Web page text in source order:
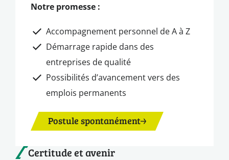
Notre promesse :
Accompagnement personnel de A à Z
Démarrage rapide dans des
entreprises de qualité
Possibilités d’avancement vers des
emplois permanents
Postule spontanément
Certitude et avenir